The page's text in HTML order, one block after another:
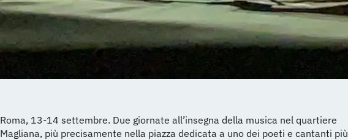
Roma, 13-14 settembre. Due giornate all’insegna della musica nel quartiere
Magliana, più precisamente nella piazza dedicata a uno dei poeti e cantanti più